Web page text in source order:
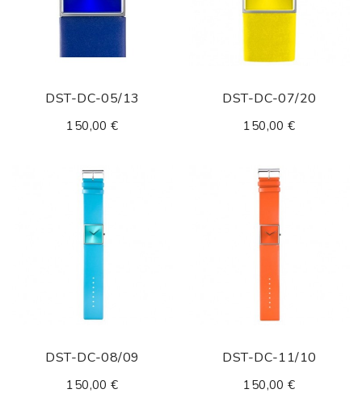
DST-DC-05/13
150,00 €
DST-DC-07/20
150,00 €
DST-DC-08/09
150,00 €
DST-DC-11/10
150,00 €